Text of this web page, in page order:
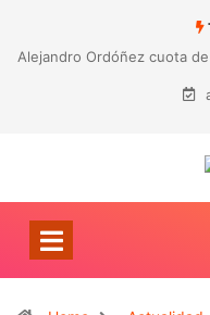
CORRUPCIÓN EN LA
hallazgos por